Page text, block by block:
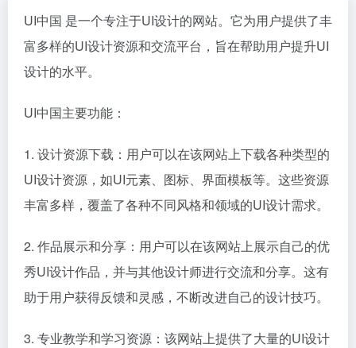
UI中国 是一个专注于UI设计的网站。它为用户提供了丰
富多样的UI设计资源和交流平台，旨在帮助用户提升UI
设计的水平。
UI中国主要功能：
1. 设计资源下载：用户可以在该网站上下载各种类型的
UI设计资源，如UI元素、图标、界面模板等。这些资源
丰富多样，覆盖了各种不同风格和领域的UI设计需求。
2. 作品展示和分享：用户可以在该网站上展示自己的优
秀UI设计作品，并与其他设计师进行交流和分享。这有
助于用户获得反馈和灵感，不断改进自己的设计技巧。
3. 专业教学和学习资源：该网站上提供了大量的UI设计